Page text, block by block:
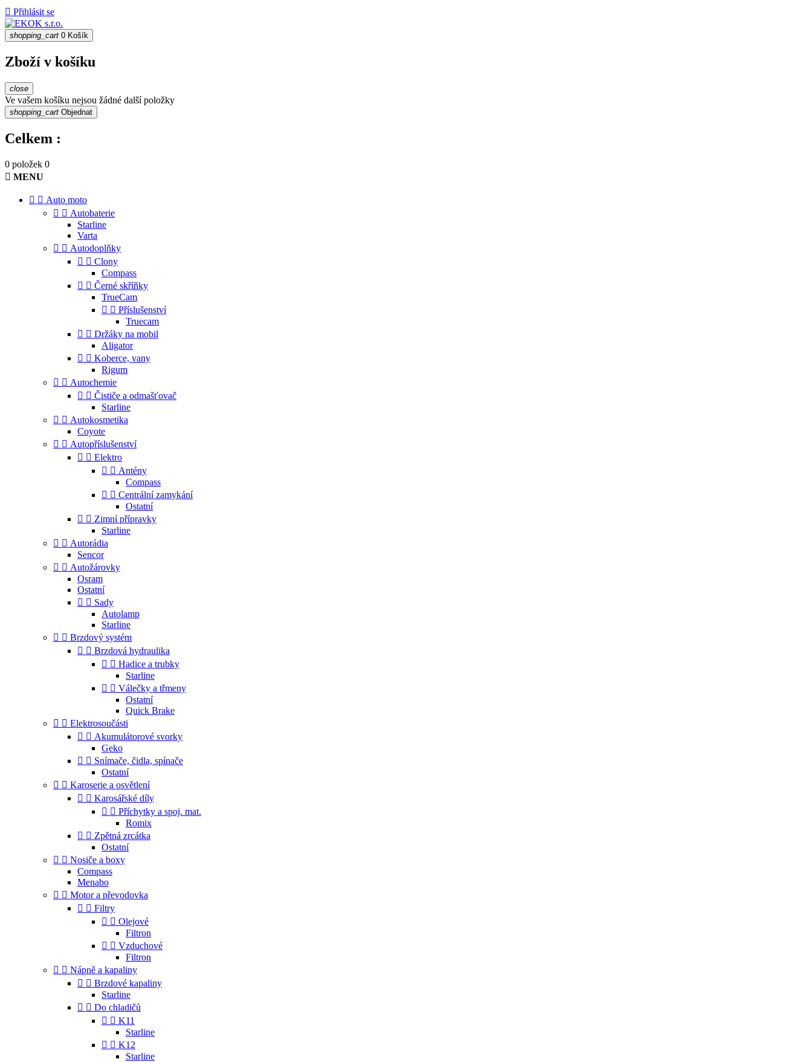
 Přihlásit se
shopping_cart 0 Košík
Zboží v košíku
close
Ve vašem košíku nejsou žádné další položky
shopping_cart Objednat
Celkem :
0 položek 0
 MENU
  Auto moto
  Autobaterie
Starline
Varta
  Autodoplňky
  Clony
Compass
  Černé skříňky
TrueCam
  Příslušenství
Truecam
  Držáky na mobil
Aligator
  Koberce, vany
Rigum
  Autochemie
  Čističe a odmašťovač
Starline
  Autokosmetika
Coyote
  Autopříslušenství
  Elektro
  Antény
Compass
  Centrální zamykání
Ostatní
  Zimní přípravky
Starline
  Autorádia
Sencor
  Autožárovky
Osram
Ostatní
  Sady
Autolamp
Starline
  Brzdový systém
  Brzdová hydraulika
  Hadice a trubky
Starline
  Válečky a třmeny
Ostatní
Quick Brake
  Elektrosoučásti
  Akumulátorové svorky
Geko
  Snímače, čidla, spínače
Ostatní
  Karoserie a osvětlení
  Karosářské díly
  Příchytky a spoj. mat.
Romix
  Zpětná zrcátka
Ostatní
  Nosiče a boxy
Compass
Menabo
  Motor a převodovka
  Filtry
  Olejové
Filtron
  Vzduchové
Filtron
  Nápně a kapaliny
  Brzdové kapaliny
Starline
  Do chladičů
  K11
Starline
  K12
Starline